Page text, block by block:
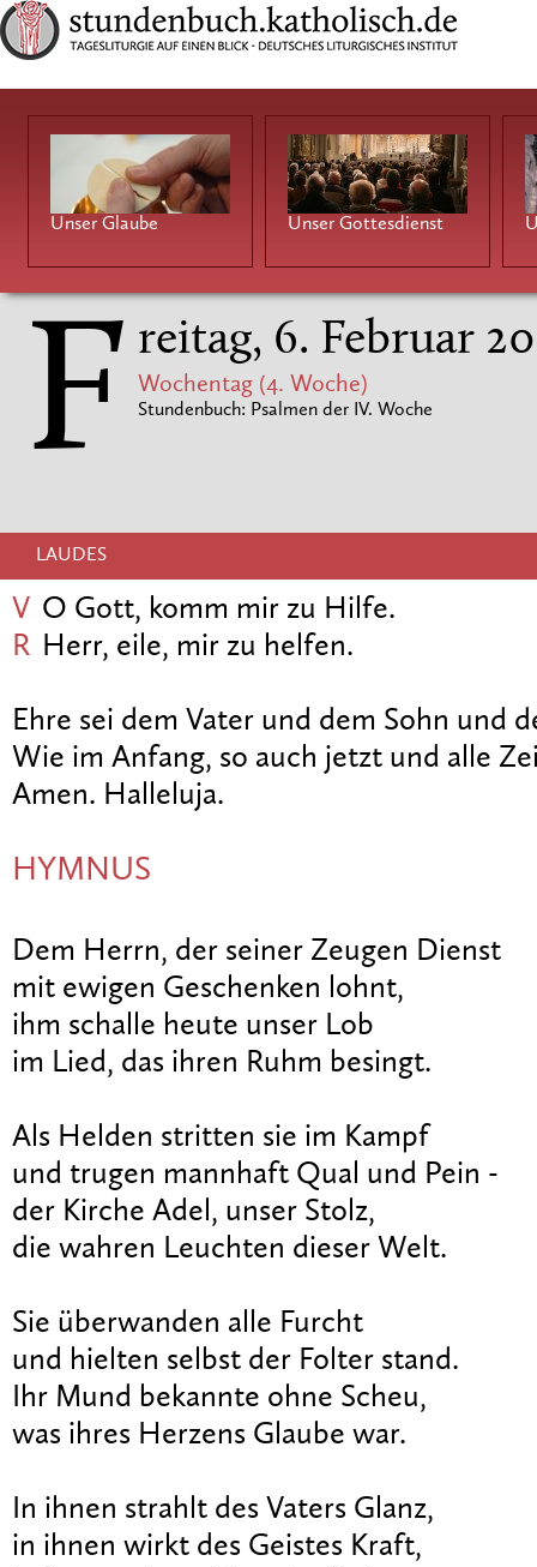
Unser Glaube Unser Gottesdienst
F reitag, 6. Februar
Wochentag (4. Woche)
Stundenbuch: Psalmen der IV. Woche
LAUDES
V O Gott, komm mir zu Hilfe.
R Herr, eile, mir zu helfen.
Ehre sei dem Vater und dem Sohn und
Wie im Anfang, so auch jetzt und alle
Amen. Halleluja.
HYMNUS
Dem Herrn, der seiner Zeugen Dienst
mit ewigen Geschenken lohnt,
ihm schalle heute unser Lob
im Lied, das ihren Ruhm besingt.
Als Helden stritten sie im Kampf
und trugen mannhaft Qual und Pein -
der Kirche Adel, unser Stolz,
die wahren Leuchten dieser Welt.
Sie überwanden alle Furcht
und hielten selbst der Folter stand.
Ihr Mund bekannte ohne Scheu,
was ihres Herzens Glaube war.
In ihnen strahlt des Vaters Glanz,
in ihnen wirkt des Geistes Kraft,